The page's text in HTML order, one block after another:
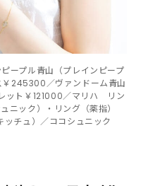
ープル青山（プレインピープ
245300／ヴァンドーム青山
ット￥121000／マリハ リン
ック）・リング（薬指）
チュ）／ココシュニック